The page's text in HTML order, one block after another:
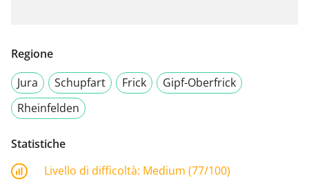
Regione
Jura
Schupfart Frick
Gipf-Oberfrick
Rheinfelden
Statistiche
Livello di difficoltà: Medium (77/100)